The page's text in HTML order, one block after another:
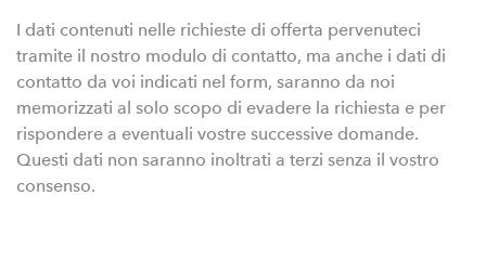
I dati contenuti nelle richieste di offerta pervenuteci
tramite il nostro modulo di contatto, ma anche i dati di
contatto da voi indicati nel form, saranno da noi
memorizzati al solo scopo di evadere la richiesta e per
rispondere a eventuali vostre successive domande.
Questi dati non saranno inoltrati a terzi senza il vostro
consenso.